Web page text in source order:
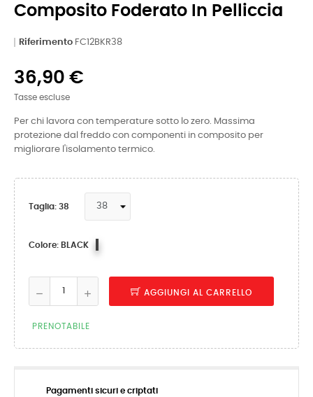
Composito Foderato In Pelliccia
Riferimento FC12BKR38
36,90 €
Tasse escluse
Per chi lavora con temperature sotto lo zero. Massima
protezione dal freddo con componenti in composito per
migliorare l'isolamento termico.
Taglia: 38
Colore: BLACK
AGGIUNGI AL CARRELLO
PRENOTABILE
Pagamenti sicuri e criptati